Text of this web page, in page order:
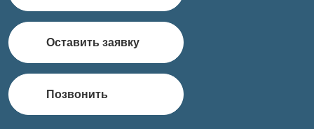
Оставить заявку
Позвонить